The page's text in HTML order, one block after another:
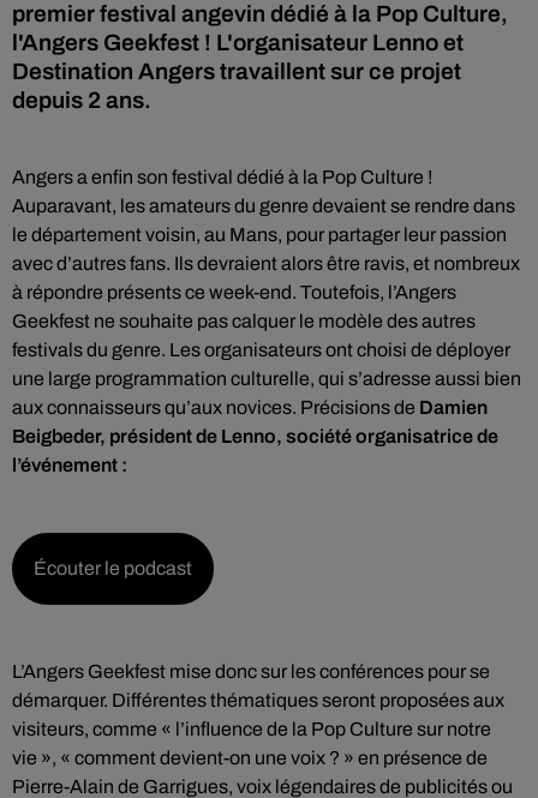
premier festival angevin dédié à la Pop Culture,
l'Angers Geekfest ! L'organisateur Lenno et
Destination Angers travaillent sur ce projet
depuis 2 ans.
Angers a enfin son festival dédié à la Pop Culture !
Auparavant, les amateurs du genre devaient se rendre dans
le département voisin, au Mans, pour partager leur passion
avec d’autres fans. Ils devraient alors être ravis, et nombreux
à répondre présents ce week-end. Toutefois, l’Angers
Geekfest ne souhaite pas calquer le modèle des autres
festivals du genre. Les organisateurs ont choisi de déployer
une large programmation culturelle, qui s’adresse aussi bien
aux connaisseurs qu’aux novices. Précisions de Damien
Beigbeder, président de Lenno, société organisatrice de
l’événement :
Écouter le podcast
L’Angers Geekfest mise donc sur les conférences pour se
démarquer. Différentes thématiques seront proposées aux
visiteurs, comme « l’influence de la Pop Culture sur notre
vie », « comment devient-on une voix ? » en présence de
Pierre-Alain de Garrigues, voix légendaires de publicités ou